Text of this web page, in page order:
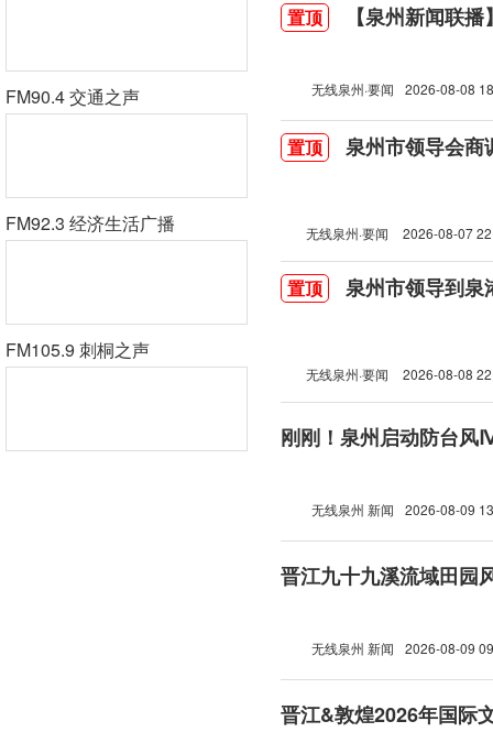
FM90.4 交通之声
FM92.3 经济生活广播
FM105.9 刺桐之声
置顶 【泉州新闻联
无线泉州·要闻 2026-08-08
置顶 泉州市领导会商
无线泉州·要闻 2026-08-07
置顶 泉州市领导到泉
无线泉州·要闻 2026-08-08
刚刚！泉州启动防台风
无线泉州 新闻 2026-08-09
晋江九十九溪流域田园
无线泉州 新闻 2026-08-09
晋江&敦煌2026年国际